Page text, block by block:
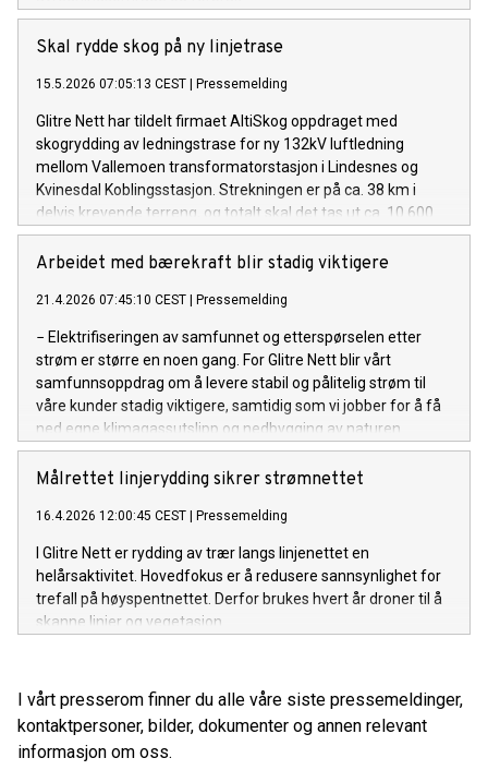
Skal rydde skog på ny linjetrase
15.5.2026 07:05:13 CEST | Pressemelding
Glitre Nett har tildelt firmaet AltiSkog oppdraget med
skogrydding av ledningstrase for ny 132kV luftledning
mellom Vallemoen transformatorstasjon i Lindesnes og
Kvinesdal Koblingsstasjon. Strekningen er på ca. 38 km i
delvis krevende terreng, og totalt skal det tas ut ca. 10.600
kubikkmeter med nyttbart tømmer.
Arbeidet med bærekraft blir stadig viktigere
21.4.2026 07:45:10 CEST | Pressemelding
− Elektrifiseringen av samfunnet og etterspørselen etter
strøm er større en noen gang. For Glitre Nett blir vårt
samfunnsoppdrag om å levere stabil og pålitelig strøm til
våre kunder stadig viktigere, samtidig som vi jobber for å få
ned egne klimagassutslipp og nedbygging av naturen.
Målrettet linjerydding sikrer strømnettet
16.4.2026 12:00:45 CEST | Pressemelding
I Glitre Nett er rydding av trær langs linjenettet en
helårsaktivitet. Hovedfokus er å redusere sannsynlighet for
trefall på høyspentnettet. Derfor brukes hvert år droner til å
skanne linjer og vegetasjon.
I vårt presserom finner du alle våre siste pressemeldinger,
kontaktpersoner, bilder, dokumenter og annen relevant
informasjon om oss.